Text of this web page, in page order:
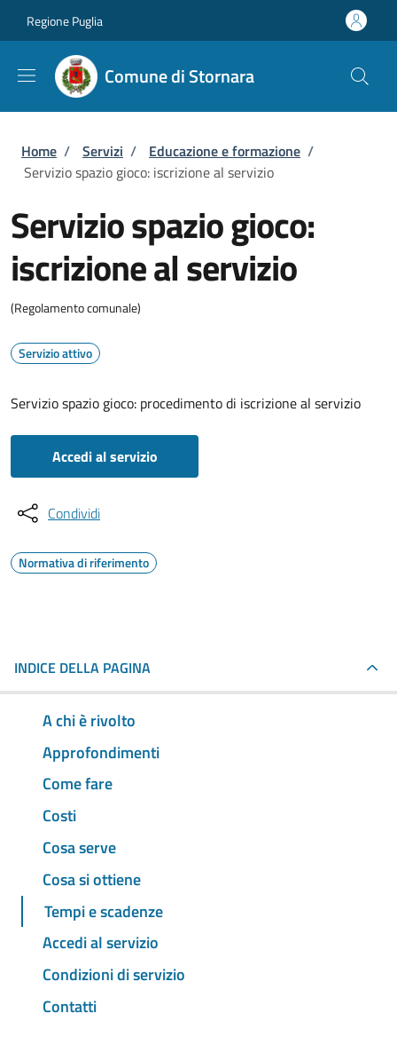
Regione Puglia
Comune di Stornara
Briciole di pane
Home / Servizi / Educazione e formazione /
Servizio spazio gioco: iscrizione al servizio
Servizio spazio gioco:
iscrizione al servizio
(Regolamento comunale)
Servizio attivo
Servizio spazio gioco: procedimento di iscrizione al servizio
Accedi al servizio
Condividi
Normativa di riferimento
INDICE DELLA PAGINA
A chi è rivolto
Approfondimenti
Come fare
Costi
Cosa serve
Cosa si ottiene
Tempi e scadenze
Accedi al servizio
Condizioni di servizio
Contatti